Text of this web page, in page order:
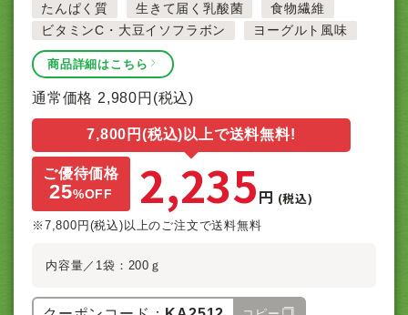
たんぱく質 生きて届く乳酸菌
食物繊維
ビタミンC・大豆イソフラボン
ヨーグルト風味
商品詳細はこちら
通常価格 2,980円(税込)
7,800円(税込)以上で送料無料!
ご優待価格
25%OFF 2,235円 (税込)
※7,800円(税込)以上のご注文で送料無料
内容量／1袋：200ｇ